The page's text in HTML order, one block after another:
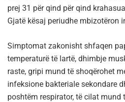
prej 31 për qind për qind
Gjatë kësaj periudhe mbizotëron
Simptomat zakonisht shfaqen
temperaturë të lartë, dhimbje
raste, gripi mund të shoqërohet
infeksione bakteriale sekondare
poshtëm respirator, të cilat mund